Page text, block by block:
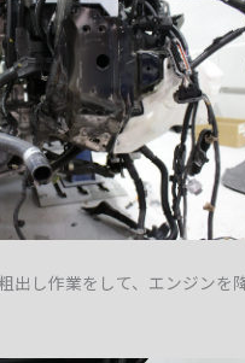
出し作業をして、エンジンを